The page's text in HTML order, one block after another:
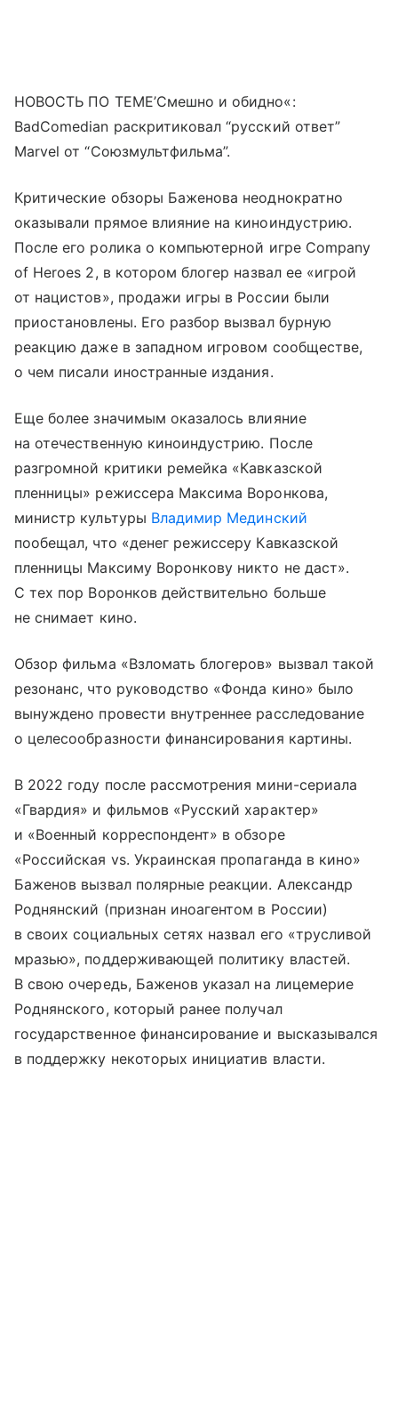
НОВОСТЬ ПО ТЕМЕ’Смешно и обидно«:
BadComedian раскритиковал “русский ответ”
Marvel от “Союзмультфильма”.
Критические обзоры Баженова неоднократно
оказывали прямое влияние на киноиндустрию.
После его ролика о компьютерной игре Company
of Heroes 2, в котором блогер назвал ее «игрой
от нацистов», продажи игры в России были
приостановлены. Его разбор вызвал бурную
реакцию даже в западном игровом сообществе,
о чем писали иностранные издания.
Еще более значимым оказалось влияние
на отечественную киноиндустрию. После
разгромной критики ремейка «Кавказской
пленницы» режиссера Максима Воронкова,
министр культуры Владимир Мединский
пообещал, что «денег режиссеру Кавказской
пленницы Максиму Воронкову никто не даст».
С тех пор Воронков действительно больше
не снимает кино.
Обзор фильма «Взломать блогеров» вызвал такой
резонанс, что руководство «Фонда кино» было
вынуждено провести внутреннее расследование
о целесообразности финансирования картины.
В 2022 году после рассмотрения мини-сериала
«Гвардия» и фильмов «Русский характер»
и «Военный корреспондент» в обзоре
«Российская vs. Украинская пропаганда в кино»
Баженов вызвал полярные реакции. Александр
Роднянский (признан иноагентом в России)
в своих социальных сетях назвал его «трусливой
мразью», поддерживающей политику властей.
В свою очередь, Баженов указал на лицемерие
Роднянского, который ранее получал
государственное финансирование и высказывался
в поддержку некоторых инициатив власти.